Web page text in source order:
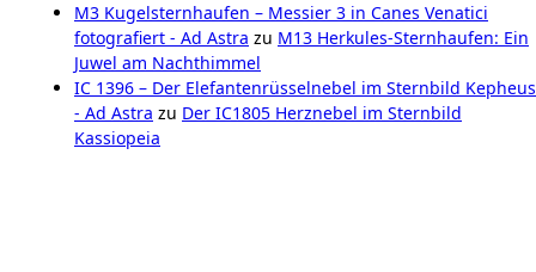
M3 Kugelsternhaufen – Messier 3 in Canes Venatici
fotografiert - Ad Astra zu M13 Herkules-Sternhaufen: Ein
Juwel am Nachthimmel
IC 1396 – Der Elefantenrüsselnebel im Sternbild Kepheus
- Ad Astra zu Der IC1805 Herznebel im Sternbild
Kassiopeia